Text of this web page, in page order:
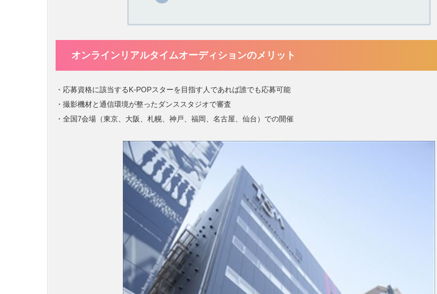
オンラインリアルタイムオーディションのメリット
・応募資格に該当するK-POPスターを目指す人であれば誰でも応募可能
・撮影機材と通信環境が整ったダンススタジオで審査
・全国7会場（東京、大阪、札幌、神戸、福岡、名古屋、仙台）での開催